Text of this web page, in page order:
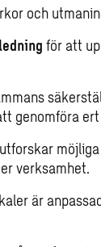
och
för att
genomföra
verksamhet.
är